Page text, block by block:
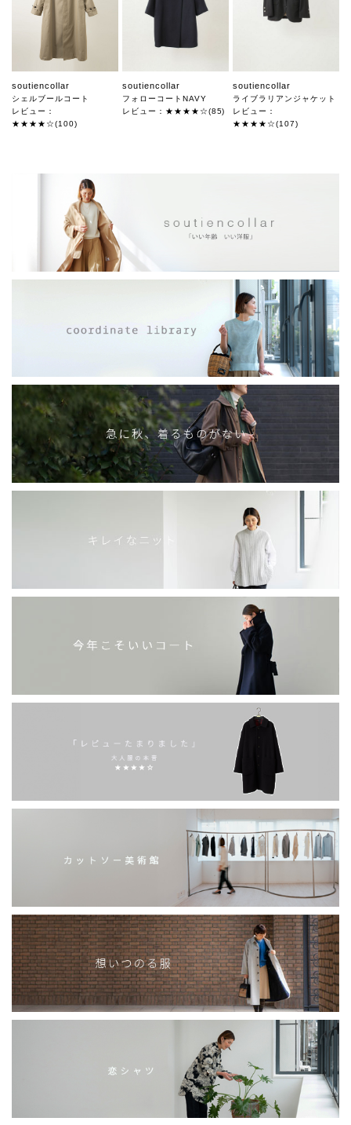
soutiencollar
シェルブールコート
レビュー：
★★★★☆(100)
soutiencollar
フォローコートNAVY
レビュー：★★★★☆(85)
soutiencollar
ライブラリアンジャケット
レビュー：
★★★★☆(107)